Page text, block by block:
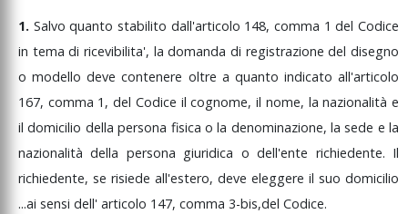
1. Salvoquantostabilito dall'articolo 148,comma 1delCodice
in temadiricevibilita', ladomandadi registrazionedeldisegno
omodellodevecontenere oltre a quanto indicato all'articolo
167, comma 1,del Codice ilcognome,il nome, lanazionalitàe
ildomicilio dellapersona fisica ola denominazione, lasede ela
nazionalitàdella persona giuridica odell'ente richiedente. Il
richiedente, se risiede all'estero, deve eleggere il suo domicilio
...ai sensi dell' articolo 147, comma 3-bis,del Codice.